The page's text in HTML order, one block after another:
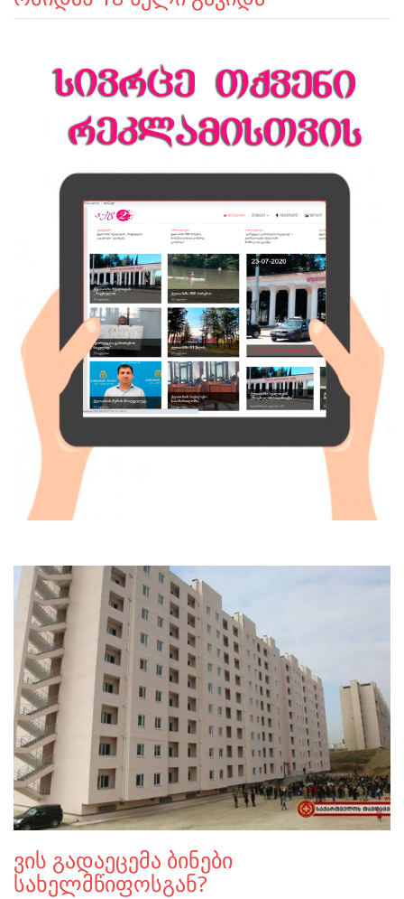
ვის გადაეცემა ბინები
სახელმწიფოსგან?